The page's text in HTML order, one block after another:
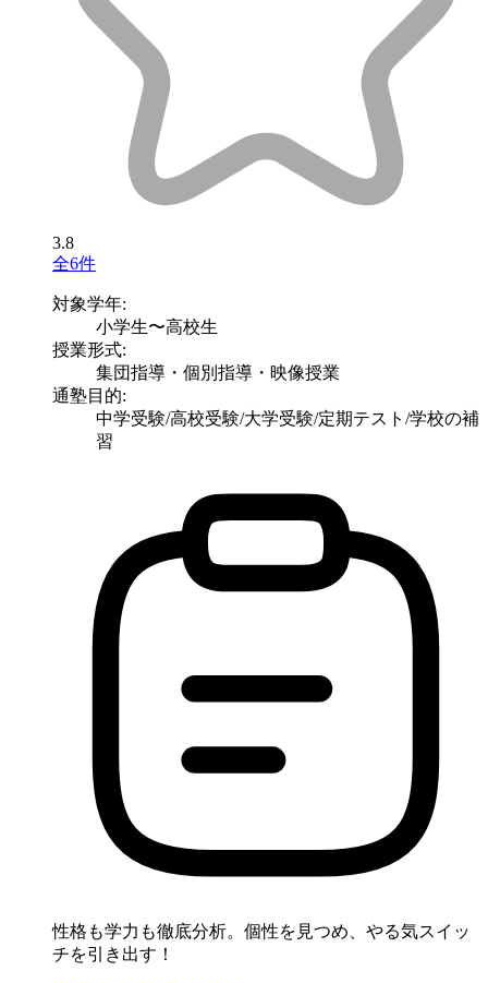
3.8
全6件
対象学年:
小学生〜高校生
授業形式:
集団指導・個別指導・映像授業
通塾目的:
中学受験/高校受験/大学受験/定期テスト/学校の補
習
性格も学力も徹底分析。個性を見つめ、やる気スイッ
チを引き出す！